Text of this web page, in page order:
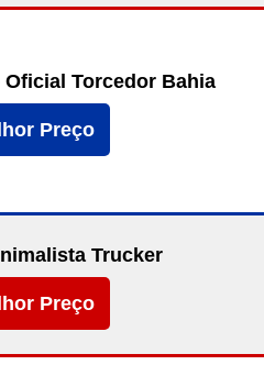
Oficial Torcedor Bahia
Preço
Trucker
Preço